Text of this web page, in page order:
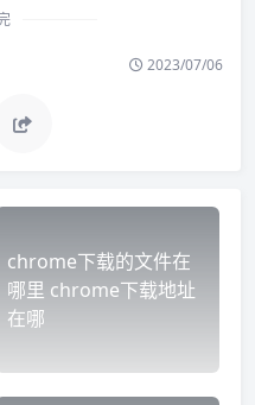
2023/07/06
chrome下载的文件在
哪里 chrome下载地址
在哪